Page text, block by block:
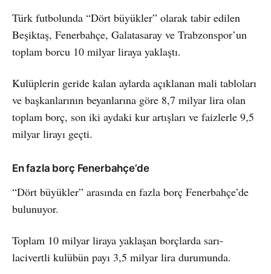
Türk futbolunda “Dört büyükler” olarak tabir edilen
Beşiktaş, Fenerbahçe, Galatasaray ve Trabzonspor’un
toplam borcu 10 milyar liraya yaklaştı.
Kulüplerin geride kalan aylarda açıklanan mali tabloları
ve başkanlarının beyanlarına göre 8,7 milyar lira olan
toplam borç, son iki aydaki kur artışları ve faizlerle 9,5
milyar lirayı geçti.
En fazla borç Fenerbahçe’de
“Dört büyükler” arasında en fazla borç Fenerbahçe’de
bulunuyor.
Toplam 10 milyar liraya yaklaşan borçlarda sarı-
lacivertli kulübün payı 3,5 milyar lira durumunda.